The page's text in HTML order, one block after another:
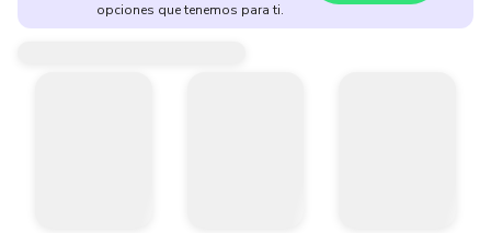
opciones que tenemos para ti.